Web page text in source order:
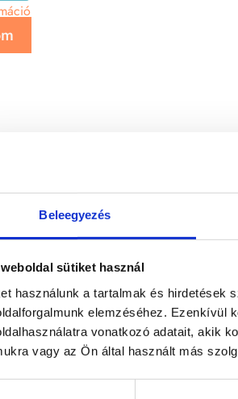
Beleegyezés
weboldal sütiket használ
használunk a tartalmak és hirdetések
elemzéséhez. Ezenkívül
vonatkozó adatait, akik
vagy az Ön által használt más